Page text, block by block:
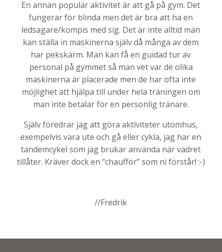
En annan populär aktivitet är att gå på gym. Det
fungerar för blinda men det är bra att ha en
ledsagare/kompis med sig. Det är inte alltid man
kan ställa in maskinerna själv då många av dem
har pekskärm. Man kan få en guidad tur av
personal på gymmet så man vet var de olika
maskinerna är placerade men de har ofta inte
möjlighet att hjälpa till under hela träningen om
man inte betalar för en personlig tränare.
Själv föredrar jag att göra aktiviteter utomhus,
exempelvis vara ute och gå eller cykla, jag har en
tandemcykel som jag brukar använda när vädret
tillåter. Kräver dock en “chaufför” som ni förstår! :-)
//Fredrik